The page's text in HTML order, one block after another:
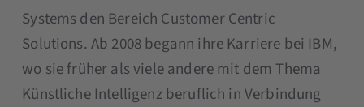
Systems den Bereich Customer Centric
Solutions. Ab 2008 begann ihre Karriere bei IBM,
wo sie früher als viele andere mit dem Thema
Künstliche Intelligenz beruflich in Verbindung